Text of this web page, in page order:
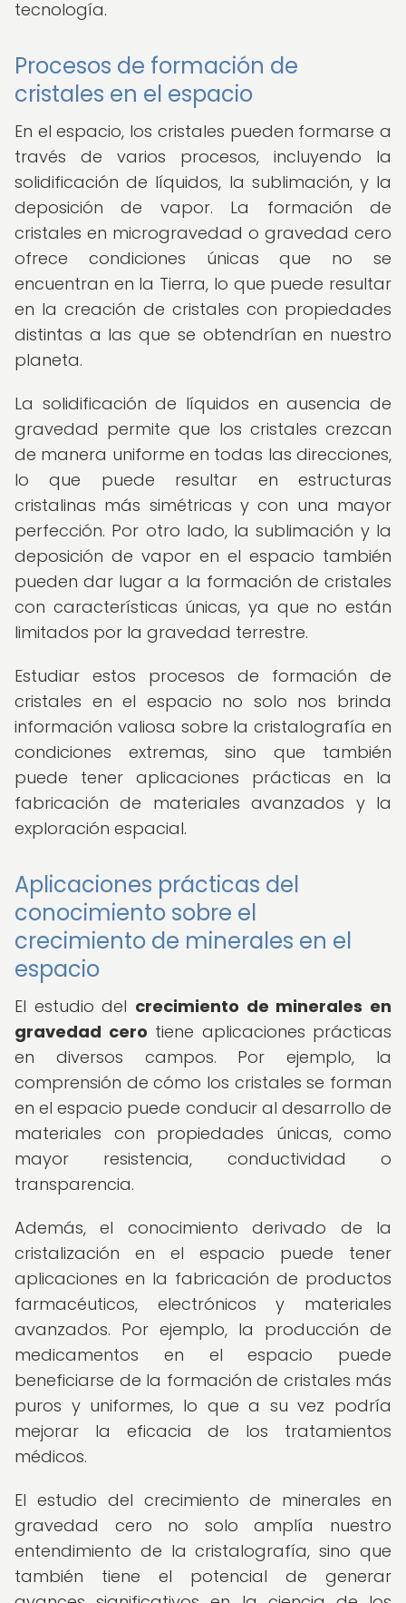
tecnología.
Procesos de formación de
cristales en el espacio
En el espacio, los cristales pueden formarse a
través de varios procesos, incluyendo la
solidificación de líquidos, la sublimación, y la
deposición de vapor. La formación de
cristales en microgravedad o gravedad cero
ofrece condiciones únicas que no se
encuentran en la Tierra, lo que puede resultar
en la creación de cristales con propiedades
distintas a las que se obtendrían en nuestro
planeta.
La solidificación de líquidos en ausencia de
gravedad permite que los cristales crezcan
de manera uniforme en todas las direcciones,
lo que puede resultar en estructuras
cristalinas más simétricas y con una mayor
perfección. Por otro lado, la sublimación y la
deposición de vapor en el espacio también
pueden dar lugar a la formación de cristales
con características únicas, ya que no están
limitados por la gravedad terrestre.
Estudiar estos procesos de formación de
cristales en el espacio no solo nos brinda
información valiosa sobre la cristalografía en
condiciones extremas, sino que también
puede tener aplicaciones prácticas en la
fabricación de materiales avanzados y la
exploración espacial.
Aplicaciones prácticas del
conocimiento sobre el
crecimiento de minerales en el
espacio
El estudio del crecimiento de minerales en
gravedad cero tiene aplicaciones prácticas
en diversos campos. Por ejemplo, la
comprensión de cómo los cristales se forman
en el espacio puede conducir al desarrollo de
materiales con propiedades únicas, como
mayor resistencia, conductividad o
transparencia.
Además, el conocimiento derivado de la
cristalización en el espacio puede tener
aplicaciones en la fabricación de productos
farmacéuticos, electrónicos y materiales
avanzados. Por ejemplo, la producción de
medicamentos en el espacio puede
beneficiarse de la formación de cristales más
puros y uniformes, lo que a su vez podría
mejorar la eficacia de los tratamientos
médicos.
El estudio del crecimiento de minerales en
gravedad cero no solo amplía nuestro
entendimiento de la cristalografía, sino que
también tiene el potencial de generar